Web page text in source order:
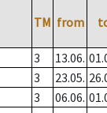
TM from
3 13.06.
3 23.05.
3 06.06.